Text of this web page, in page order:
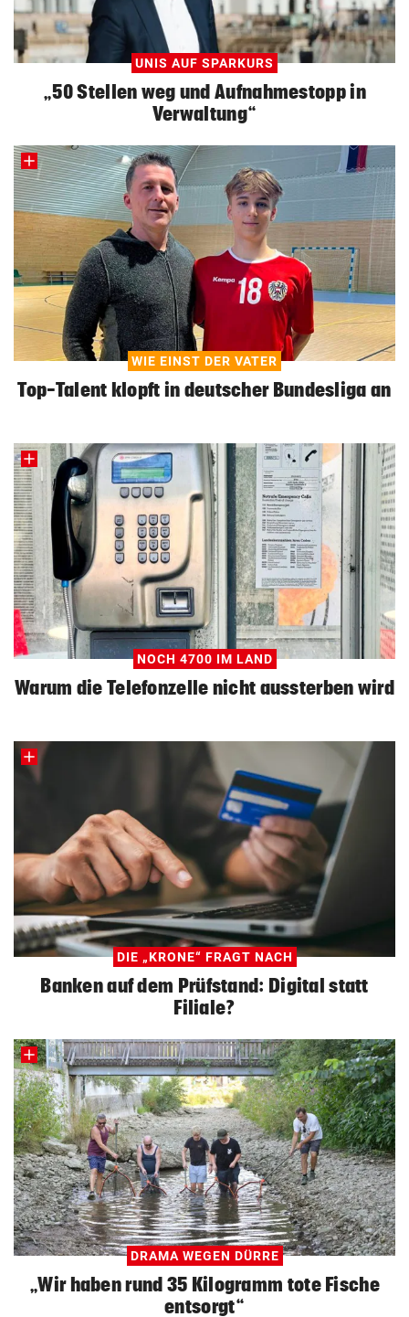
UNIS AUF SPARKURS
„50 Stellen weg und Aufnahmestopp in
Verwaltung“
WIE EINST DER VATER
Top-Talent klopft in deutscher Bundesliga an
NOCH 4700 IM LAND
Warum die Telefonzelle nicht aussterben wird
DIE „KRONE“ FRAGT NACH
Banken auf dem Prüfstand: Digital statt
Filiale?
DRAMA WEGEN DÜRRE
„Wir haben rund 35 Kilogramm tote Fische
entsorgt“